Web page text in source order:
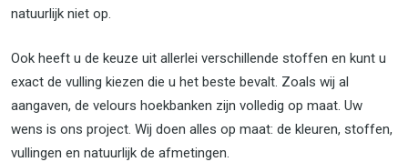
natuurlijk niet op.
Ook heeft u de keuze uit allerlei verschillende stoffen en kunt u
exact de vulling kiezen die u het beste bevalt. Zoals wij al
aangaven, de velours hoekbanken zijn volledig op maat. Uw
wens is ons project. Wij doen alles op maat: de kleuren, stoffen,
vullingen en natuurlijk de afmetingen.